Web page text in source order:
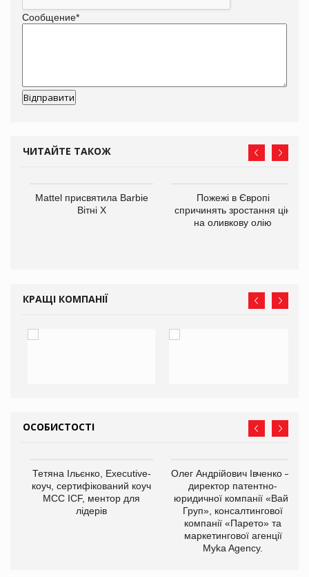
Сообщение*
ЧИТАЙТЕ ТАКОЖ
Mattel присвятила Barbie
Вітні Х
Пожежі в Європі
спричинять зростання цін
на оливкову олію
КРАЩІ КОМПАНІЇ
ОСОБИСТОСТІ
Тетяна Ільєнко, Executive-
коуч, сертифікований коуч
МСС ICF, ментор для
лідерів
Олег Андрійович Івченко —
директор патентно-
юридичної компанії «Вайз
Груп», консалтингової
компанії «Парето» та
маркетингової агенції
Myka Agency.